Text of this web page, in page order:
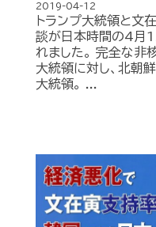
2019-04-12
トランプ大統領と文
談が日本時間の4月
れました。 完全な非
大統領に対し、北朝
大統領。 ...